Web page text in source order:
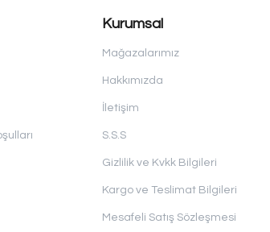
Kurumsal
Mağazalarımız
Hakkımızda
İletişim
S.S.S
Gizlilik ve Kvkk Bilgileri
Kargo ve Teslimat Bilgileri
Mesafeli Satış Sözleşmesi